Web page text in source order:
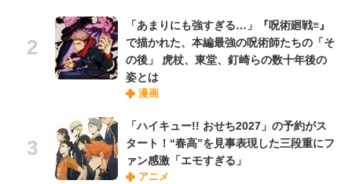
「あまりにも強すぎる…」『呪術廻戦≡』
で描かれた、本編最強の呪術師たちの「そ
の後」 虎杖、東堂、釘崎らの数十年後の
姿とは
漫画
「ハイキュー!! おせち2027」の予約がス
タート！“春高”を見事表現した三段重にフ
ァン感激「エモすぎる」
アニメ